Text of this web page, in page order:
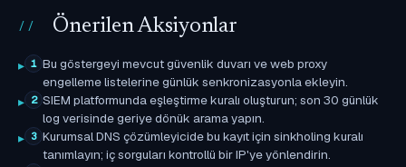
Önerilen Aksiyonlar
1 Bu göstergeyi mevcut güvenlik duvarı ve web proxy
engelleme listelerine günlük senkronizasyonla ekleyin.
2 SIEM platformunda eşleştirme kuralı oluşturun; son 30 günlük
log verisinde geriye dönük arama yapın.
3 Kurumsal DNS çözümleyicide bu kayıt için sinkholing kuralı
tanımlayın; iç sorguları kontrollü bir IP'ye yönlendirin.